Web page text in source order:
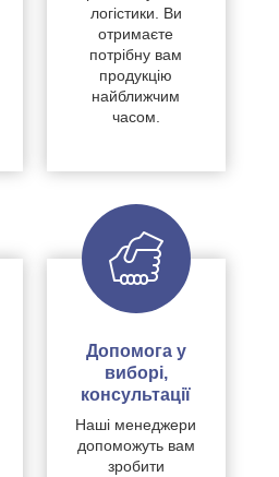
логістики. Ви
отримаєте
потрібну вам
продукцію
найближчим
часом.
Допомога у
виборі,
консультації
Наші менеджери
допоможуть вам
зробити